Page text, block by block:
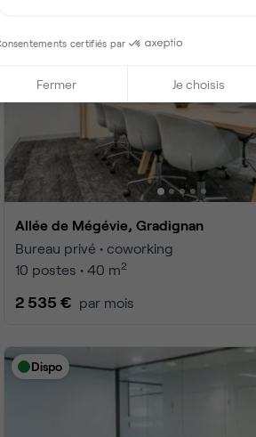
certifiés par
Fermer Je choisis